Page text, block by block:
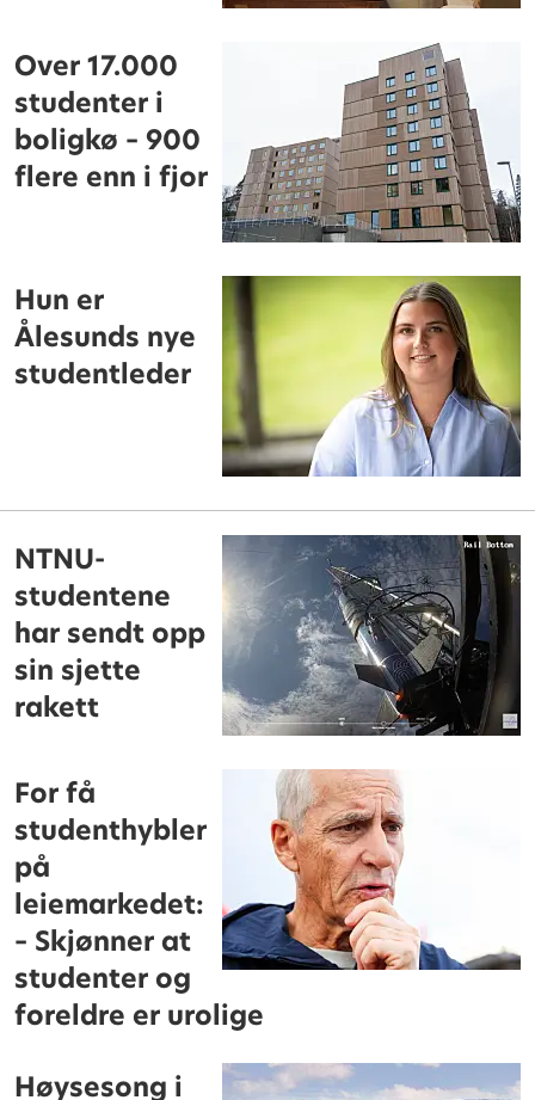
Over 17.000
studenter i
boligkø – 900
flere enn i fjor
Hun er
Ålesunds nye
studentleder
NTNU-
studentene
har sendt opp
sin sjette
rakett
For få
studenthybler
på
leiemarkedet:
– Skjønner at
studenter og
foreldre er urolige
Høysesong i